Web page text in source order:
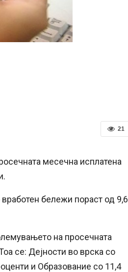
21
месечна исплатена
бележи пораст од 9,6
на просечната
се: Дејности во врска со
и Образование со 11,4